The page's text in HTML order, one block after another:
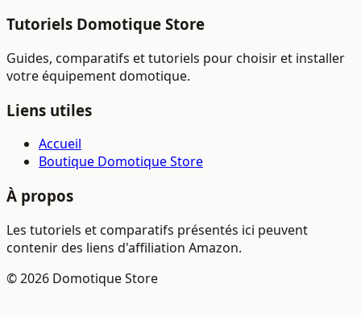
Tutoriels Domotique Store
Guides, comparatifs et tutoriels pour choisir et installer
votre équipement domotique.
Liens utiles
Accueil
Boutique Domotique Store
À propos
Les tutoriels et comparatifs présentés ici peuvent
contenir des liens d'affiliation Amazon.
© 2026 Domotique Store